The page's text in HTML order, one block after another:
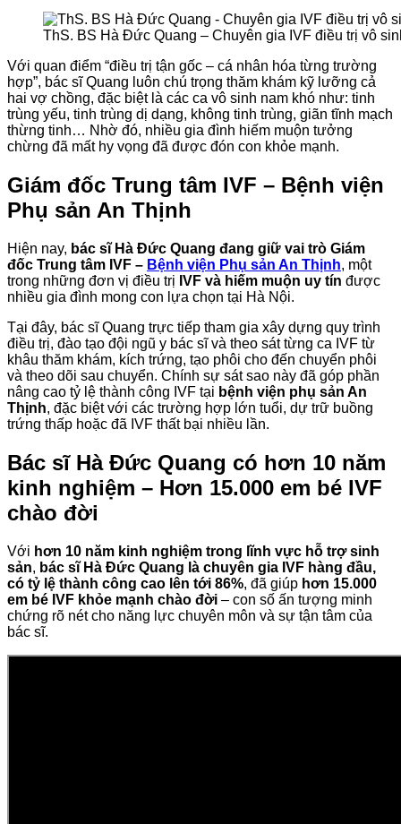
ThS. BS Hà Đức Quang – Chuyên gia IVF điều trị vô
Với quan điểm “điều trị tận gốc – cá nhân hóa từng trường
hợp”, bác sĩ Quang luôn chú trọng thăm khám kỹ lưỡng cả
hai vợ chồng, đặc biệt là các ca vô sinh nam khó như: tinh
trùng yếu, tinh trùng dị dạng, không tinh trùng, giãn tĩnh mạch
thừng tinh… Nhờ đó, nhiều gia đình hiếm muộn tưởng
chừng đã mất hy vọng đã được đón con khỏe mạnh.
Giám đốc Trung tâm IVF – Bệnh viện
Phụ sản An Thịnh
Hiện nay, bác sĩ Hà Đức Quang đang giữ vai trò Giám
đốc Trung tâm IVF – Bệnh viện Phụ sản An Thịnh, một
trong những đơn vị điều trị IVF và hiếm muộn uy tín được
nhiều gia đình mong con lựa chọn tại Hà Nội.
Tại đây, bác sĩ Quang trực tiếp tham gia xây dựng quy trình
điều trị, đào tạo đội ngũ y bác sĩ và theo sát từng ca IVF từ
khâu thăm khám, kích trứng, tạo phôi cho đến chuyển phôi
và theo dõi sau chuyển. Chính sự sát sao này đã góp phần
nâng cao tỷ lệ thành công IVF tại bệnh viện phụ sản An
Thịnh, đặc biệt với các trường hợp lớn tuổi, dự trữ buồng
trứng thấp hoặc đã IVF thất bại nhiều lần.
Bác sĩ Hà Đức Quang có hơn 10 năm
kinh nghiệm – Hơn 15.000 em bé IVF
chào đời
Với hơn 10 năm kinh nghiệm trong lĩnh vực hỗ trợ sinh
sản, bác sĩ Hà Đức Quang là chuyên gia IVF hàng đầu,
có tỷ lệ thành công cao lên tới 86%, đã giúp hơn 15.000
em bé IVF khỏe mạnh chào đời – con số ấn tượng minh
chứng rõ nét cho năng lực chuyên môn và sự tận tâm của
bác sĩ.